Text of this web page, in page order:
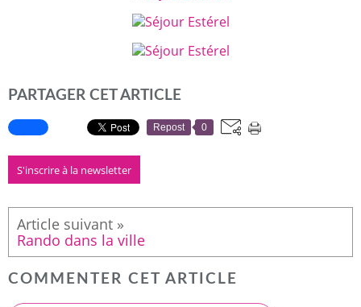
PARTAGER CET ARTICLE
Repost 0
S'inscrire à la newsletter
Rando dans la ville
COMMENTER CET ARTICLE